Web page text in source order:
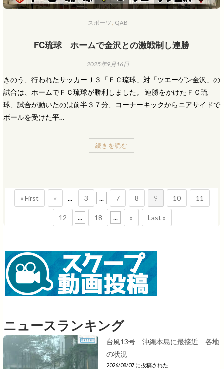
スポーツ QAB
FC琉球 ホームで金沢との激戦制し連勝
2025年9月16日
きのう、行われたサッカーＪ３「ＦＣ琉球」対「ツエーゲン金沢」の
試合は、ホームでＦＣ琉球が勝利しました。 連勝をかけたＦＣ琉
球、試合が動いたのは前半３７分、コーナーキックからニアサイドで
ボールを受けた平…
続きを読む
« First « ... 3 ... 7 8 9 10 11
12 ... 18 ... » Last »
ニュースランキング
台風13号 沖縄本島に最接近 各地
の状況
2026/08/07 に投稿された